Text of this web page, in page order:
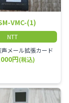
VMC-(1)
NTT
メール拡張カード
円(税込)